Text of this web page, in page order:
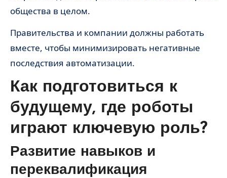
общества в целом.
Правительства и компании должны работать
вместе, чтобы минимизировать негативные
последствия автоматизации.
Как подготовиться к
будущему, где роботы
играют ключевую роль?
Развитие навыков и
переквалификация